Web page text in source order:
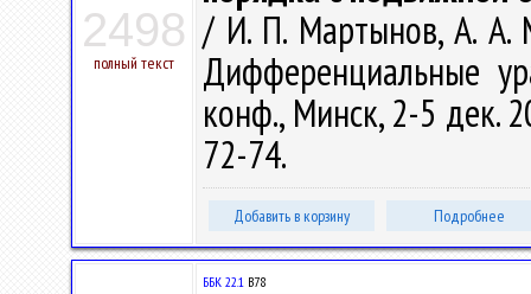
2498
полный текст
/ И. П. Мартынов, А. А.
Дифференциальные
конф., Минск, 2-5 дек.
72-74.
Добавить в корзину Подробнее
ББК 22.1 В78